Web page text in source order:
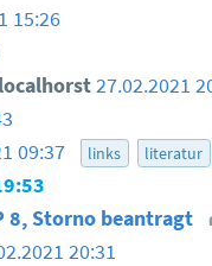
15:26
localhorst27.02.2021
09:37 links literatur
8, Storno beantragt
20:31